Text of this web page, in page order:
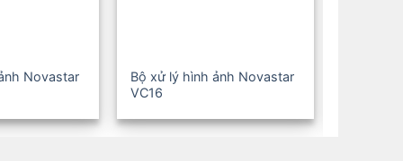
Novastar
Bộ xử lý hình ảnh Novastar
VC16